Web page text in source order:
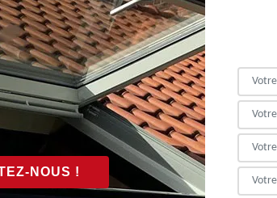
NOUS !